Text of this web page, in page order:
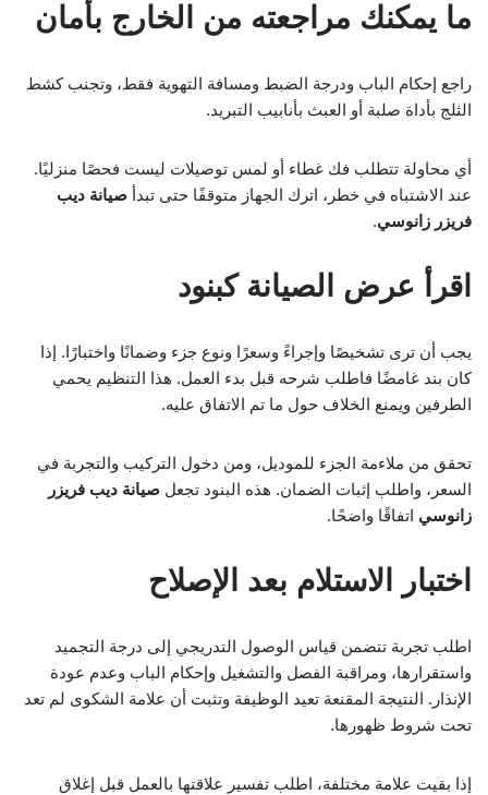
ما يمكنك مراجعته من الخارج بأمان
راجع إحكام الباب ودرجة الضبط ومسافة التهوية فقط، وتجنب كشط
الثلج بأداة صلبة أو العبث بأنابيب التبريد.
أي محاولة تتطلب فك غطاء أو لمس توصيلات ليست فحصًا منزليًا.
عند الاشتباه في خطر، اترك الجهاز متوقفًا حتى تبدأ صيانة ديب
فريزر زانوسي.
اقرأ عرض الصيانة كبنود
يجب أن ترى تشخيصًا وإجراءً وسعرًا ونوع جزء وضمانًا واختبارًا. إذا
كان بند غامضًا فاطلب شرحه قبل بدء العمل. هذا التنظيم يحمي
الطرفين ويمنع الخلاف حول ما تم الاتفاق عليه.
تحقق من ملاءمة الجزء للموديل، ومن دخول التركيب والتجربة في
السعر، واطلب إثبات الضمان. هذه البنود تجعل صيانة ديب فريزر
زانوسي اتفاقًا واضحًا.
اختبار الاستلام بعد الإصلاح
اطلب تجربة تتضمن قياس الوصول التدريجي إلى درجة التجميد
واستقرارها، ومراقبة الفصل والتشغيل وإحكام الباب وعدم عودة
الإنذار. النتيجة المقنعة تعيد الوظيفة وتثبت أن علامة الشكوى لم تعد
تحت شروط ظهورها.
إذا بقيت علامة مختلفة، اطلب تفسير علاقتها بالعمل قبل إغلاق